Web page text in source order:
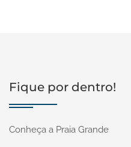
Fique por dentro!
Conheça a Praia Grande